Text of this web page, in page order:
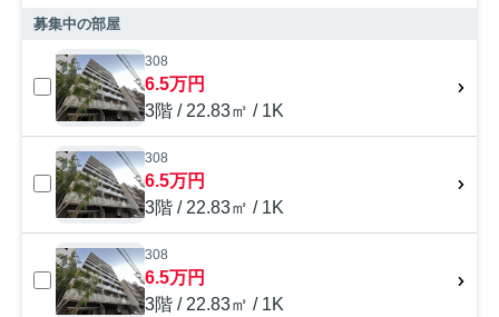
募集中の部屋
308
6.5万円
3階 / 22.83㎡ / 1K
308
6.5万円
3階 / 22.83㎡ / 1K
308
6.5万円
3階 / 22.83㎡ / 1K